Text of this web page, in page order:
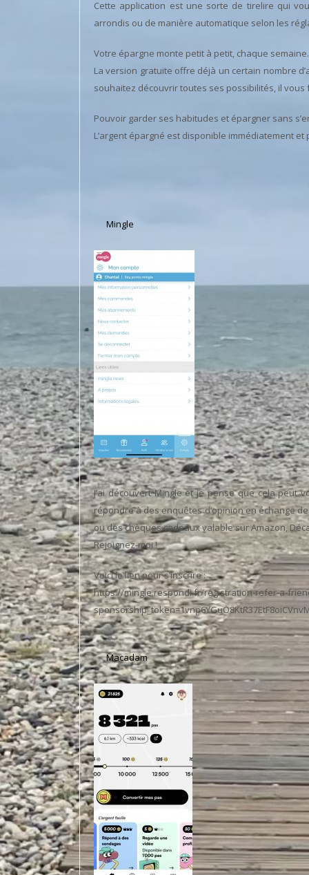
Cette application est une sorte de tirelire qui
arrondis ou de manière automatique selon les
Votre épargne monte petit à petit, chaque semaine.
La version gratuite offre déjà un certain nombre
souhaitez découvrir toutes ses possibilités, il vous
Pouvoir garder ses habitudes et épargner sans
L’argent épargné est disponible immédiatement
Mingle
J’ai découvert Mingle et je pense que cela peut
répondre à des enquêtes d’opinion en échange
ou des chèques cadeaux valable sur Amazon,
Rejoignez-moi !
Voici le lien pour s’inscrire :
https://mingle.respondi.fr/registration-refer-a-
Macadam